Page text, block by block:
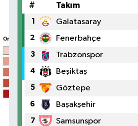
# Takım
1 Galatasaray
2 Fenerbahçe
3 Trabzonspor
4 Beşiktaş
5 Göztepe
6 Başakşehir
7 Samsunspor